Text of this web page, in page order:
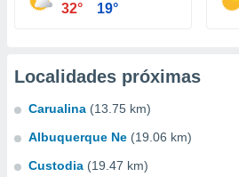
32° 19°
Localidades próximas
Carualina (13.75 km)
Albuquerque Ne (19.06 km)
Custodia (19.47 km)